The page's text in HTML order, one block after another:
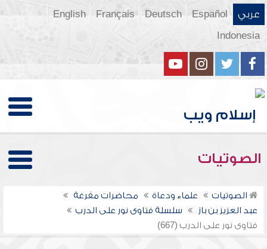
عربي Español
Deutsch
Français
English
Indonesia
الصوتيات
الصوتيات علماء ودعاة
محاضرات مفرغة
عبد العزيز بن باز
سلسلة فتاوى نور على الدرب
فتاوى نور على الدرب (667)